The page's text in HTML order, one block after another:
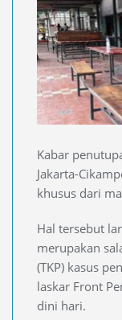
Kabar
Jakarta-
khusus dari
Hal tersebut
merupakan
(TKP) kasus
laskar Front
dini hari.